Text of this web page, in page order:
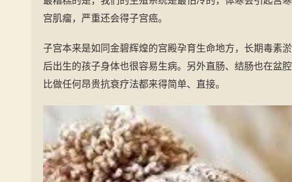
宫肌瘤，严重还会得子宫癌。
子宫本来是如同金碧辉煌的宫殿孕育生命地方，长期毒素
后出生的孩子身体也很容易生病。另外直肠、结肠也在盆
比做任何昂贵抗衰疗法都来得简单、直接。